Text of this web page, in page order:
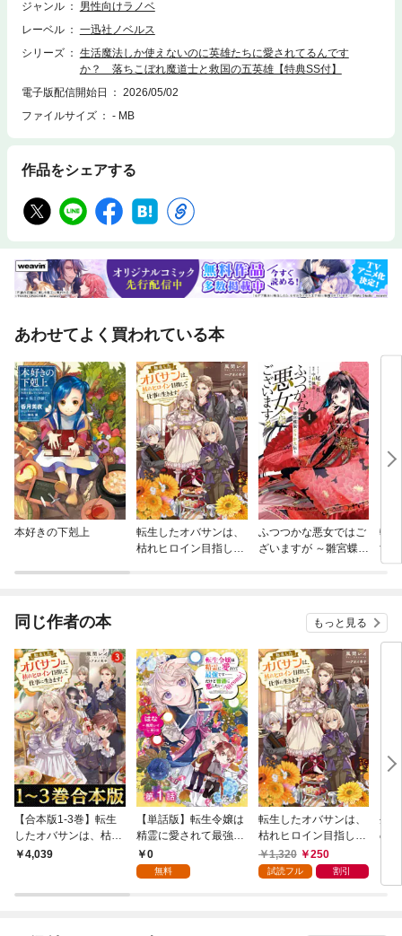
さらには五英雄のひとりである王太子アーチボルトまでついてきて――!?
ー！ ※電子版はショートストーリー『お仕事はお茶会』付。
ジャンル
男性向けラノベ
レーベル
一迅社ノベルス
シリーズ
生活魔法しか使えないのに英雄たちに愛されてるんです
か？ 落ちこぼれ魔道士と救国の五英雄【特典SS付】
電子版配信開始日
2026/05/02
ファイルサイズ
- MB
作品をシェアする
あわせてよく買われている本
本好きの下剋上
転生したオバサンは、
枯れヒロイン目指して
ふつつかな悪女ではご
ざいますが ～雛宮蝶鼠
転
世
同じ作者の本 もっと見る
【合本版1-3巻】転生
したオバサンは、枯れ
ヒロイン目指して仕事
4,039
【単話版】転生令嬢は
精霊に愛されて最強で
す……だけど普通に恋
したい！@COMIC 第1
0
無料
転生したオバサンは、
枯れヒロイン目指して
仕事に生きます！【電
子書籍限定書き下ろし
1,320 250
試読フル 割引
生
の
五